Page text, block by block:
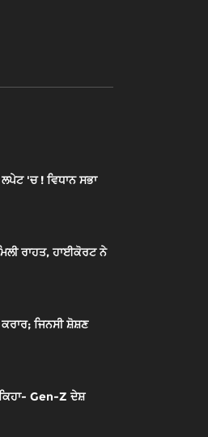
'ਚ ! ਵਿਧਾਨ ਸਭਾ
ਰਾਹਤ, ਹਾਈਕੋਰਟ ਨੇ
ਜਿਨਸੀ ਸ਼ੋਸ਼ਣ
Gen-Z ਦੇਸ਼